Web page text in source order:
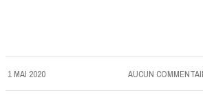
1 MAI 2020 AUCUN